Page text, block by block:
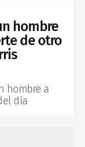
hombre
de otro
hombre a
día